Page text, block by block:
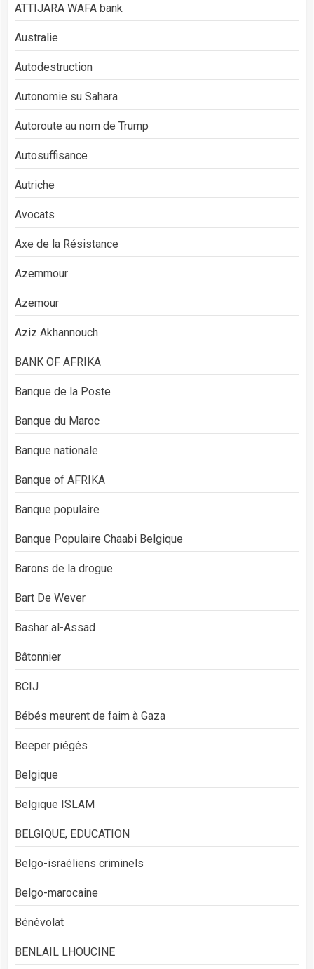
ATTIJARA WAFA bank
Australie
Autodestruction
Autonomie su Sahara
Autoroute au nom de Trump
Autosuffisance
Autriche
Avocats
Axe de la Résistance
Azemmour
Azemour
Aziz Akhannouch
BANK OF AFRIKA
Banque de la Poste
Banque du Maroc
Banque nationale
Banque of AFRIKA
Banque populaire
Banque Populaire Chaabi Belgique
Barons de la drogue
Bart De Wever
Bashar al-Assad
Bâtonnier
BCIJ
Bébés meurent de faim à Gaza
Beeper piégés
Belgique
Belgique ISLAM
BELGIQUE, EDUCATION
Belgo-israéliens criminels
Belgo-marocaine
Bénévolat
BENLAIL LHOUCINE